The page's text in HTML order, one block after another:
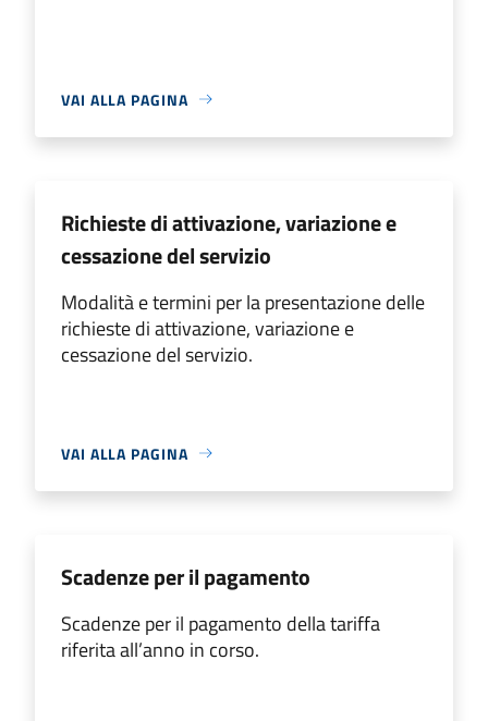
VAI ALLA PAGINA
Richieste di attivazione, variazione e
cessazione del servizio
Modalità e termini per la presentazione delle
richieste di attivazione, variazione e
cessazione del servizio.
VAI ALLA PAGINA
Scadenze per il pagamento
Scadenze per il pagamento della tariffa
riferita all’anno in corso.